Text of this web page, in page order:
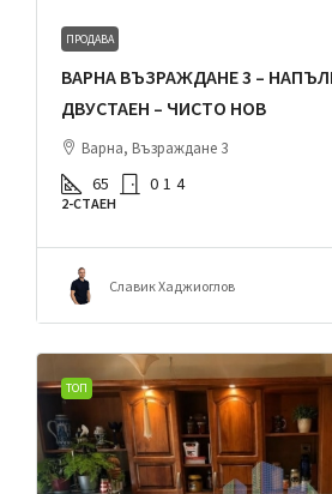
ПРОДАВА
ВАРНА ВЪЗРАЖДАНЕ 3 –
ДВУСТАЕН – ЧИСТО НОВ
Варна, Възраждане 3
65 0 1 4
2-СТАЕН
Славик Хаджиоглов
ТОП